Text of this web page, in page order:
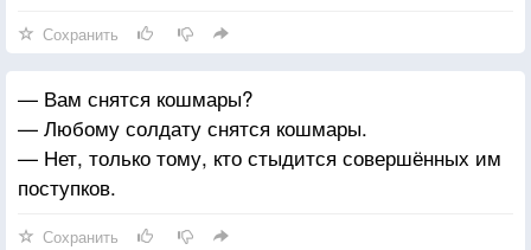
Сохранить
— Вам снятся кошмары?
— Любому солдату снятся кошмары.
— Нет, только тому, кто стыдится совершённых им
поступков.
Сохранить